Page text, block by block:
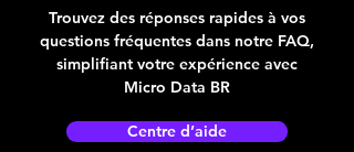
Trouvez des réponses rapides à vos
questions fréquentes dans notre FAQ,
simplifiant votre expérience avec
Micro Data BR
Centre d’aide